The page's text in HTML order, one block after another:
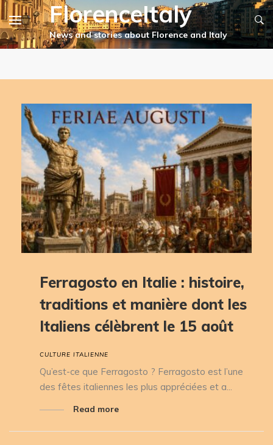
FlorenceItaly
CULTURE ITALIENNE
Ferragosto en Italie : histoire,
traditions et manière dont les
Italiens célèbrent le 15 août
Qu’est-ce que Ferragosto ? Ferragosto est l’une
des fêtes italiennes les plus appréciées et a...
Read more